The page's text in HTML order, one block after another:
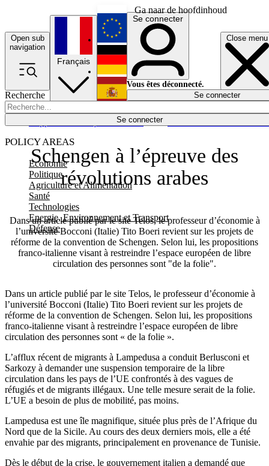
Ga naar de hoofdinhoud
Open sub
navigation
Close menu
Recherche
Se connecter
POLICY AREAS
Economie
Politique
Agriculture et Alimentation
Santé
Technologies
Energie, Environnement et Transport
Défense
Économie
Français
English
Deutsch
Español
Se connecter
Vous êtes déconnecté.
Se connecter
Schengen à l’épreuve des
révolutions arabes
Dans un article publié par le site Telos, le professeur d’économie à
l’université Bocconi (Italie) Tito Boeri revient sur les projets de
réforme de la convention de Schengen. Selon lui, les propositions
franco-italienne visant à restreindre l’espace européen de libre
circulation des personnes sont "de la folie".
Dans un article publié par le site Telos, le professeur d’économie à
l’université Bocconi (Italie) Tito Boeri revient sur les projets de
réforme de la convention de Schengen. Selon lui, les propositions
franco-italienne visant à restreindre l’espace européen de libre
circulation des personnes sont « de la folie ».
L’afflux récent de migrants à Lampedusa a conduit Berlusconi et
Sarkozy à demander une suspension temporaire de la libre
circulation dans les pays de l’UE confrontés à des vagues de
réfugiés et de migrants illégaux. Une telle mesure serait de la folie.
L’UE a besoin de plus de mobilité, pas moins.
Lampedusa est une île magnifique, située plus près de l’Afrique du
Nord que de la Sicile. Au cours des deux derniers mois, elle a été
envahie par des migrants, principalement en provenance de Tunisie.
Dès le début de la crise, le gouvernement italien a demandé que